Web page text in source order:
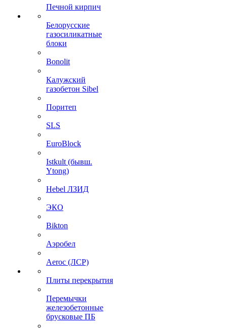
Печной кирпич
Белорусские
газосиликатные
блоки
Bonolit
Калужский
газобетон Sibel
Поритеп
SLS
EuroBlock
Istkult (бывш.
Ytong)
Hebel ЛЗИД
ЭКО
Bikton
Аэробел
Aeroc (ЛСР)
Плиты перекрытия
Перемычки
железобетонные
брусковые ПБ